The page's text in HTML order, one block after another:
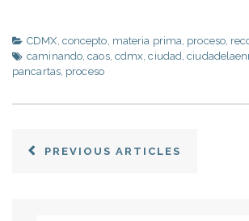
CDMX, concepto, materia prima, proceso,
caminando,caos, cdmx,ciudad,
pancartas, proceso
PREVIOUS ARTICLES